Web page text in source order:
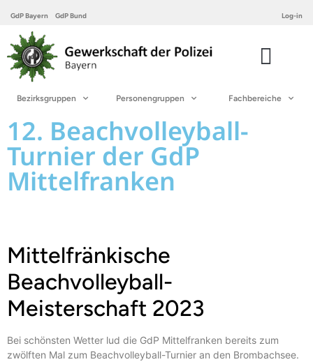
GdP Bayern GdP Bund Log-in
Bezirksgruppen Personengruppen Fachbereiche
12. Beachvolleyball-
Turnier der GdP
Mittelfranken
Mittelfränkische
Beachvolleyball-
Meisterschaft 2023
Bei schönsten Wetter lud die GdP Mittelfranken bereits zum
zwölften Mal zum Beachvolleyball-Turnier an den Brombachsee.